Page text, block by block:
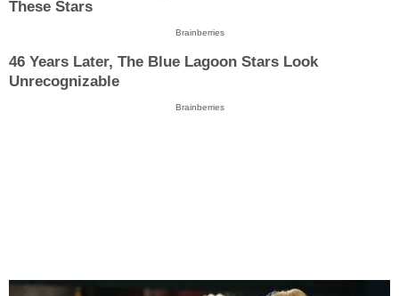
These Stars
Brainberries
46 Years Later, The Blue Lagoon Stars Look
Unrecognizable
Brainberries